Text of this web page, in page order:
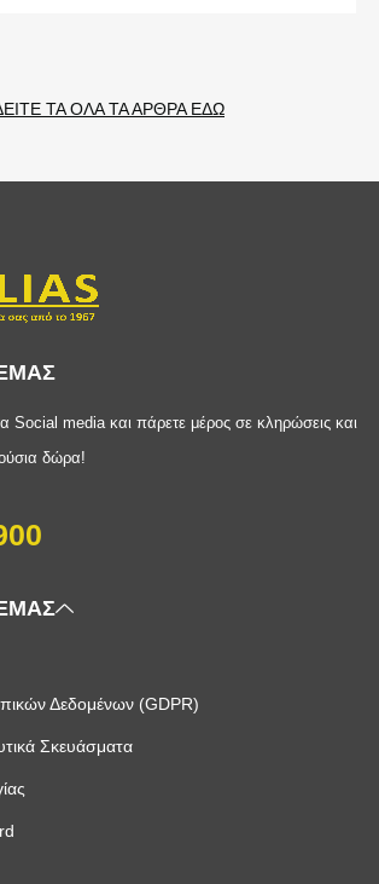
ΤΑ ΟΛΑ ΤΑ ΑΡΘΡΑ ΕΔΩ
Social media και πάρετε μέρος σε κληρώσεις και
δώρα!
Δεδομένων (GDPR)
Σκευάσματα